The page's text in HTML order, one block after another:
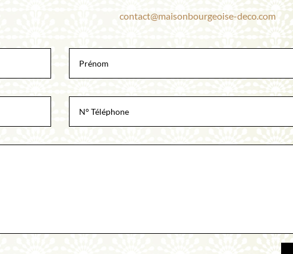
contact@maisonbourgeoise-deco.com